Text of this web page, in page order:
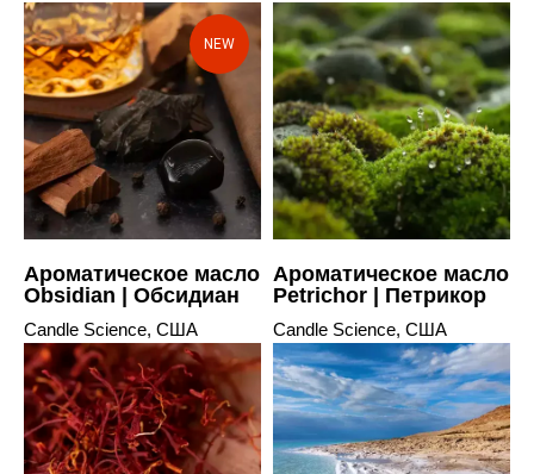
NEW
Ароматическое масло
Obsidian | Обсидиан
Candle Science, США
Ароматическое масло
Petrichor | Петрикор
Candle Science, США